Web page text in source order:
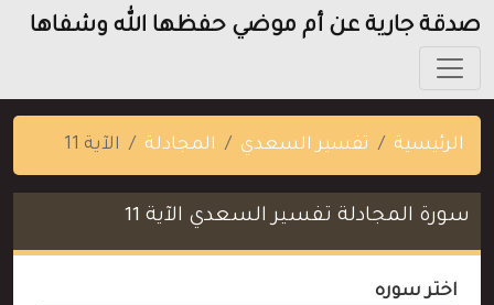
صدقة جارية عن أم موضي حفظها الله وشفاها
الرئيسية تفسير السعدي المجادلة الآية 11
سورة المجادلة تفسير السعدي الآية 11
اختر سوره